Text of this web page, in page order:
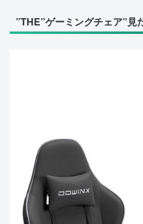
”THE”ゲーミングチェア”見